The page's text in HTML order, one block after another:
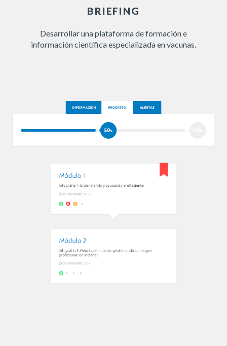
BRIEFING
Desarrollar una plataforma de formación e
información científica especializada en vacunas.